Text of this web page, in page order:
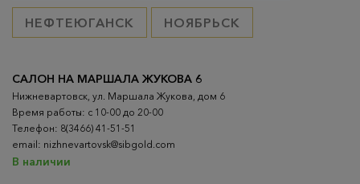
НЕФТЕЮГАНСК НОЯБРЬСК
САЛОН НА МАРШАЛА ЖУКОВА 6
Нижневартовск, ул. Маршала Жукова, дом 6
Время работы: с 10-00 до 20-00
Телефон: 8(3466) 41-51-51
email: nizhnevartovsk@sibgold.com
В наличии